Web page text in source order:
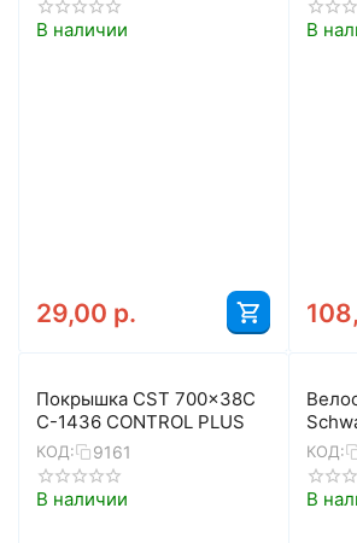
В наличии
29,00 р.
В
Покрышка CST 700x38C
C-1436 CONTROL PLUS
КОД: 9161
В наличии
КОД:
В